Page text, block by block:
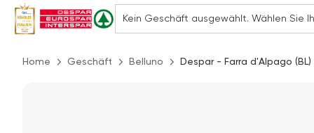
Home Geschäft Belluno Despar - Farra d'Alpago